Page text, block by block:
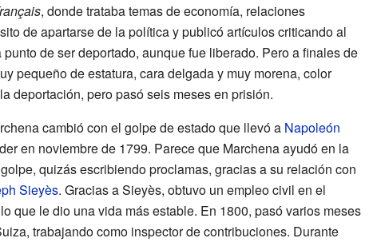
, donde trataba temas de economía, relaciones
de apartarse de la política y publicó artículos criticando al
de ser deportado, aunque fue liberado. Pero a finales de
pequeño de estatura, cara delgada y muy morena, color
deportación, pero pasó seis meses en prisión.
cambió con el golpe de estado que llevó a Napoleón
en noviembre de 1799. Parece que Marchena ayudó en la
quizás escribiendo proclamas, gracias a su relación con
Sieyès. Gracias a Sieyès, obtuvo un empleo civil en el
que le dio una vida más estable. En 1800, pasó varios meses
trabajando como inspector de contribuciones. Durante